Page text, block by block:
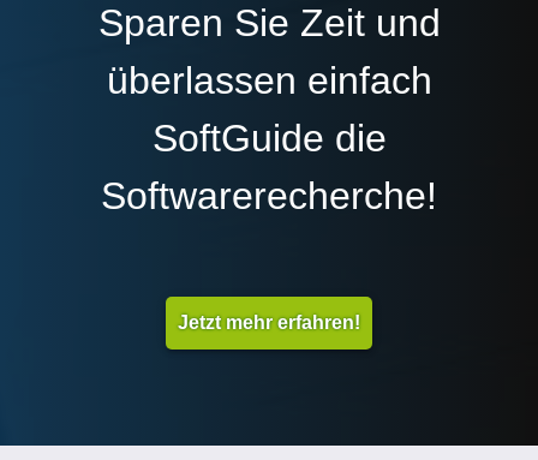
Sparen Sie Zeit und
überlassen einfach
SoftGuide die
Softwarerecherche!
Jetzt mehr erfahren!